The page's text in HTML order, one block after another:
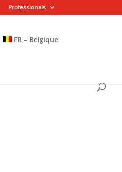
Professionals
FR – Belgique